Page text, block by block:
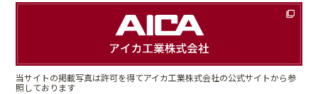
当サイトの掲載写真は許可を得てアイカ工業株式会社の公式サイトから参
照しております